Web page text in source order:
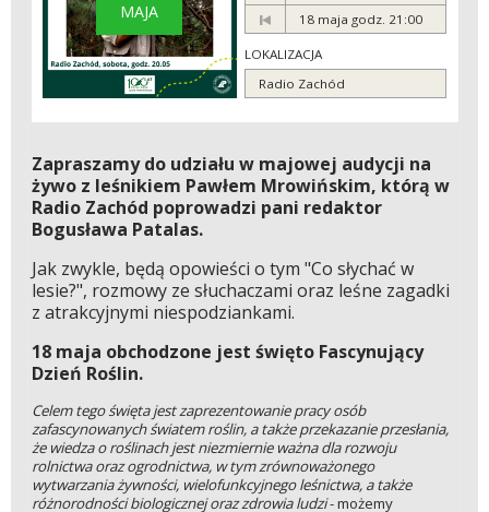
MAJA
18 maja godz. 21:00
LOKALIZACJA
Radio Zachód
Zapraszamy do udziału w majowej audycji na
żywo z leśnikiem Pawłem Mrowińskim, którą w
Radio Zachód poprowadzi pani redaktor
Bogusława Patalas.
Jak zwykle, będą opowieści o tym "Co słychać w
lesie?", rozmowy ze słuchaczami oraz leśne zagadki
z atrakcyjnymi niespodziankami.
18 maja obchodzone jest święto Fascynujący
Dzień Roślin.
Celem tego święta jest zaprezentowanie pracy osób
zafascynowanych światem roślin, a także przekazanie przesłania,
że wiedza o roślinach jest niezmiernie ważna dla rozwoju
rolnictwa oraz ogrodnictwa, w tym zrównoważonego
wytwarzania żywności, wielofunkcyjnego leśnictwa, a także
różnorodności biologicznej oraz zdrowia ludzi- możemy